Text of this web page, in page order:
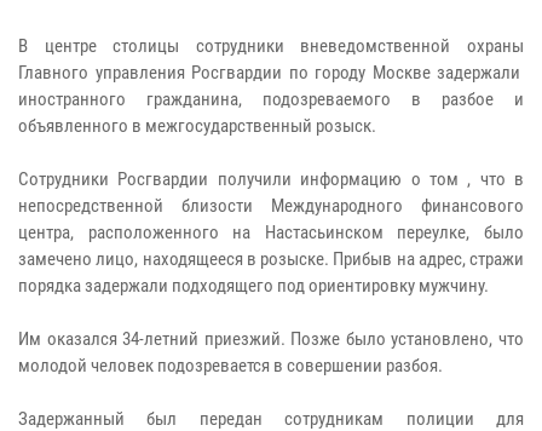
В центре столицы сотрудники вневедомственной охраны
Главного управления Росгвардии по городу Москве задержали
иностранного гражданина, подозреваемого в разбое и
объявленного в межгосударственный розыск.
Сотрудники Росгвардии получили информацию о том , что в
непосредственной близости Международного финансового
центра, расположенного на Настасьинском переулке, было
замечено лицо, находящееся в розыске. Прибыв на адрес, стражи
порядка задержали подходящего под ориентировку мужчину.
Им оказался 34-летний приезжий. Позже было установлено, что
молодой человек подозревается в совершении разбоя.
Задержанный был передан сотрудникам полиции для